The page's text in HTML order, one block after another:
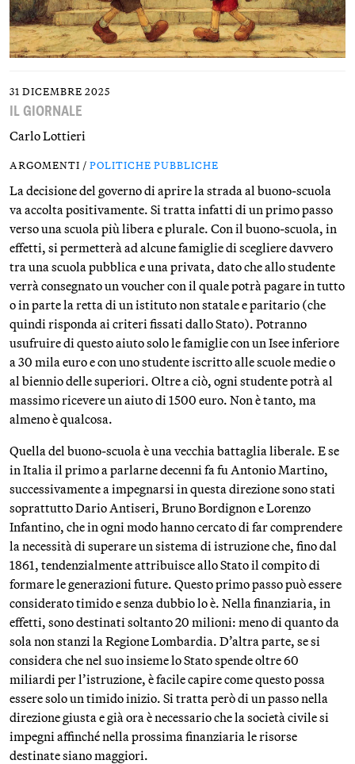
31 DICEMBRE 2025
IL GIORNALE
Carlo Lottieri
ARGOMENTI / POLITICHE PUBBLICHE
La decisione del governo di aprire la strada al buono-scuola
va accolta positivamente. Si tratta infatti di un primo passo
verso una scuola più libera e plurale. Con il buono-scuola, in
effetti, si permetterà ad alcune famiglie di scegliere davvero
tra una scuola pubblica e una privata, dato che allo studente
verrà consegnato un voucher con il quale potrà pagare in tutto
o in parte la retta di un istituto non statale e paritario (che
quindi risponda ai criteri fissati dallo Stato). Potranno
usufruire di questo aiuto solo le famiglie con un Isee inferiore
a 30 mila euro e con uno studente iscritto alle scuole medie o
al biennio delle superiori. Oltre a ciò, ogni studente potrà al
massimo ricevere un aiuto di 1500 euro. Non è tanto, ma
almeno è qualcosa.
Quella del buono-scuola è una vecchia battaglia liberale. E se
in Italia il primo a parlarne decenni fa fu Antonio Martino,
successivamente a impegnarsi in questa direzione sono stati
soprattutto Dario Antiseri, Bruno Bordignon e Lorenzo
Infantino, che in ogni modo hanno cercato di far comprendere
la necessità di superare un sistema di istruzione che, fino dal
1861, tendenzialmente attribuisce allo Stato il compito di
formare le generazioni future. Questo primo passo può essere
considerato timido e senza dubbio lo è. Nella finanziaria, in
effetti, sono destinati soltanto 20 milioni: meno di quanto da
sola non stanzi la Regione Lombardia. D’altra parte, se si
considera che nel suo insieme lo Stato spende oltre 60
miliardi per l’istruzione, è facile capire come questo possa
essere solo un timido inizio. Si tratta però di un passo nella
direzione giusta e già ora è necessario che la società civile si
impegni affinché nella prossima finanziaria le risorse
destinate siano maggiori.